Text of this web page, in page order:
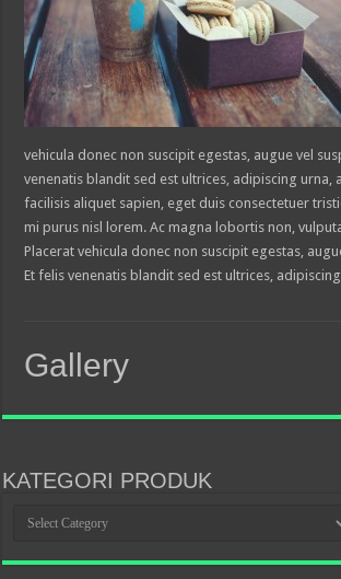
vehicula donec non suscipit egestas, augue vel
venenatis blandit sed est ultrices, adipiscing urna,
facilisis aliquet sapien, eget duis consectetuer
mi purus nisl lorem. Ac magna lobortis non,
Placerat vehicula donec non suscipit egestas,
Et felis venenatis blandit sed est ultrices,
Gallery
KATEGORI PRODUK
PRODUK